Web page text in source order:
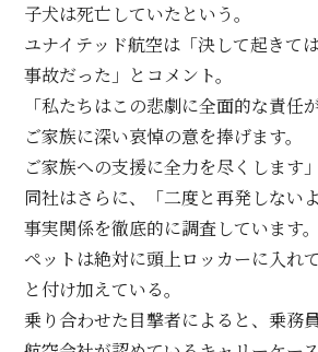
子犬は死亡していたという。
ユナイテッド航空は「決して起きて
事故だった」とコメント。
「私たちはこの悲劇に全面的な責任
ご家族に深い哀悼の意を捧げます。
ご家族への支援に全力を尽くします
同社はさらに、「二度と再発しないよ
事実関係を徹底的に調査しています。
ペットは絶対に頭上ロッカーに入れ
と付け加えている。
乗り合わせた目撃者によると、乗務